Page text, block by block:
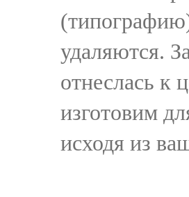
удаляются.
отнеслась к
изготовим
исходя из